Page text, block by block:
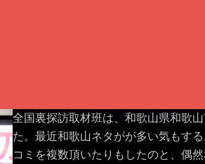
全国裏探訪取材班は、和歌山県和歌
た。最近和歌山ネタがが多い気もす
コミを複数頂いたりもしたのと、偶